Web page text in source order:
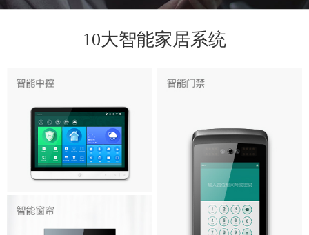
10大智能家居系统